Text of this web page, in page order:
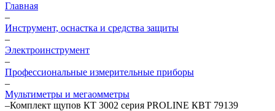
Главная
–
Инструмент, оснастка и средства защиты
–
Электроинструмент
–
Профессиональные измерительные приборы
–
Мультиметры и мегаомметры
–Комплект щупов КТ 3002 серия PROLINE КВТ 79139